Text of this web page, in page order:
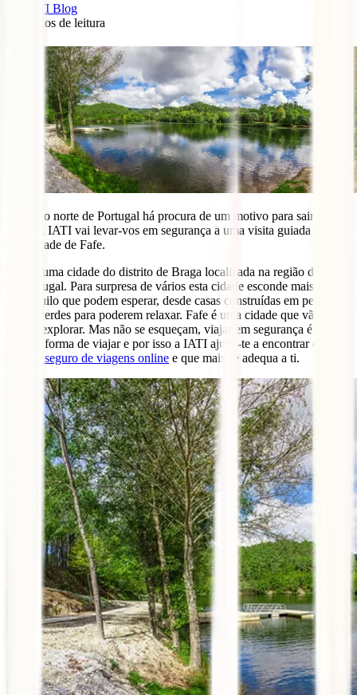
IATI Blog
minutos de leitura
Estão no norte de Portugal há procura de um motivo para sair de
casa? A IATI vai levar-vos em segurança a uma visita guiada por
esta cidade de Fafe.
é uma cidade do distrito de Braga localizada na região do norte
de Portugal. Para surpresa de vários esta cidade esconde mais do
que aquilo que podem esperar, desde casas construídas em pedras a
zonas verdes para poderem relaxar. Fafe é uma cidade que vão
querer explorar. Mas não se esqueçam, viajar em segurança é a
melhor forma de viajar e por isso a IATI ajuda-te a encontrar o
melhor seguro de viagens online e que mais se adequa a ti.